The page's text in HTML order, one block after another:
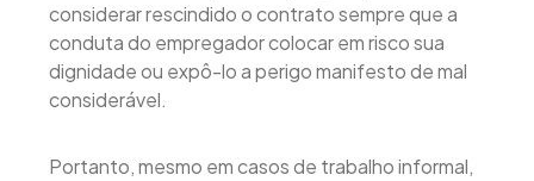
considerar rescindido o contrato sempre que a
conduta do empregador colocar em risco sua
dignidade ou expô-lo a perigo manifesto de mal
considerável.
Portanto, mesmo em casos de trabalho informal,